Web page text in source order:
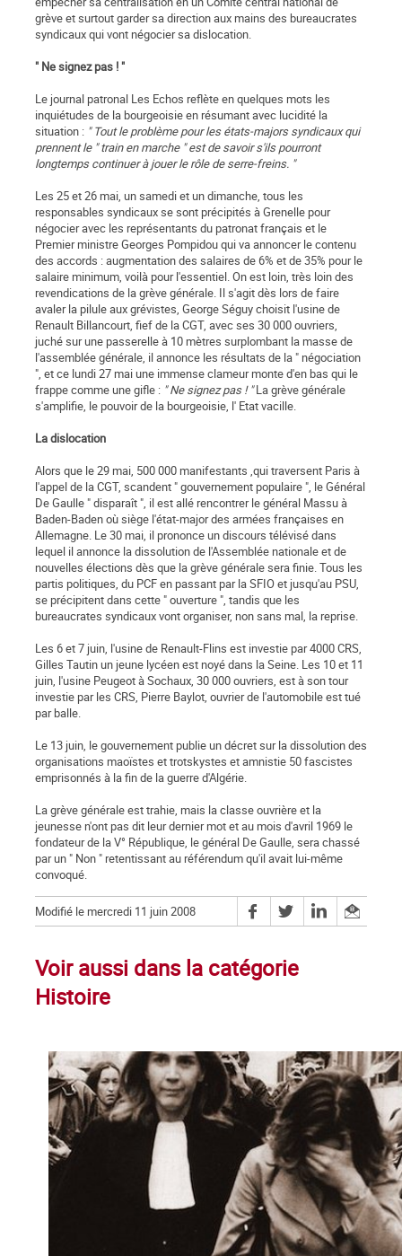
grève et surtout garder sa direction aux mains des bureaucrates
syndicaux qui vont négocier sa dislocation.
" Ne signez pas ! "
Le journal patronal Les Echos reflète en quelques mots les
inquiétudes de la bourgeoisie en résumant avec lucidité la
situation : " Tout le problème pour les états-majors syndicaux qui
prennent le " train en marche " est de savoir s'ils pourront
longtemps continuer à jouer le rôle de serre-freins. "
Les 25 et 26 mai, un samedi et un dimanche, tous les
responsables syndicaux se sont précipités à Grenelle pour
négocier avec les représentants du patronat français et le
Premier ministre Georges Pompidou qui va annoncer le contenu
des accords : augmentation des salaires de 6% et de 35% pour le
salaire minimum, voilà pour l'essentiel. On est loin, très loin des
revendications de la grève générale. Il s'agit dès lors de faire
avaler la pilule aux grévistes, George Séguy choisit l'usine de
Renault Billancourt, fief de la CGT, avec ses 30 000 ouvriers,
juché sur une passerelle à 10 mètres surplombant la masse de
l'assemblée générale, il annonce les résultats de la " négociation
", et ce lundi 27 mai une immense clameur monte d'en bas qui le
frappe comme une gifle : " Ne signez pas ! "La grève générale
s'amplifie, le pouvoir de la bourgeoisie, l' Etat vacille.
La dislocation
Alors que le 29 mai, 500 000 manifestants ,qui traversent Paris à
l'appel de la CGT, scandent " gouvernement populaire ", le Général
De Gaulle " disparaît ", il est allé rencontrer le général Massu à
Baden-Baden où siège l'état-major des armées françaises en
Allemagne. Le 30 mai, il prononce un discours télévisé dans
lequel il annonce la dissolution de l'Assemblée nationale et de
nouvelles élections dès que la grève générale sera finie. Tous les
partis politiques, du PCF en passant par la SFIO et jusqu'au PSU,
se précipitent dans cette " ouverture ", tandis que les
bureaucrates syndicaux vont organiser, non sans mal, la reprise.
Les 6 et 7 juin, l'usine de Renault-Flins est investie par 4000 CRS,
Gilles Tautin un jeune lycéen est noyé dans la Seine. Les 10 et 11
juin, l'usine Peugeot à Sochaux, 30 000 ouvriers, est à son tour
investie par les CRS, Pierre Baylot, ouvrier de l'automobile est tué
par balle.
Le 13 juin, le gouvernement publie un décret sur la dissolution des
organisations maoïstes et trotskystes et amnistie 50 fascistes
emprisonnés à la fin de la guerre d'Algérie.
La grève générale est trahie, mais la classe ouvrière et la
jeunesse n'ont pas dit leur dernier mot et au mois d'avril 1969 le
fondateur de la V° République, le général De Gaulle, sera chassé
par un " Non " retentissant au référendum qu'il avait lui-même
convoqué.
Modifié le mercredi 11 juin 2008
Voir aussi dans la catégorie
Histoire